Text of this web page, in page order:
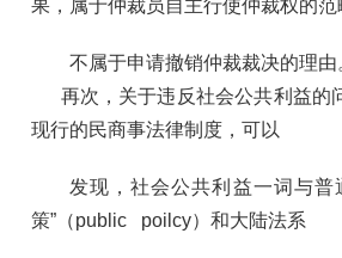
果，属于仲裁员自主行使仲裁权的范
不属于申请撤销仲裁裁决的理由
再次，关于违反社会公共利益的
现行的民商事法律制度，可以
发现，社会公共利益一词与普
策”（public poilcy）和大陆法系